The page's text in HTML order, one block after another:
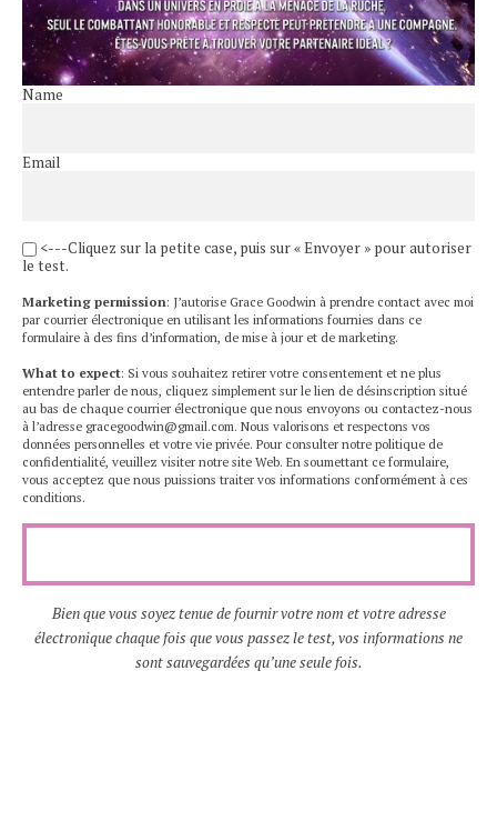
Name
Email
<---Cliquez sur la petite case, puis sur « Envoyer » pour autoriser
le test.
Marketing permission: J’autorise Grace Goodwin à prendre contact avec moi
par courrier électronique en utilisant les informations fournies dans ce
formulaire à des fins d’information, de mise à jour et de marketing.
What to expect: Si vous souhaitez retirer votre consentement et ne plus
entendre parler de nous, cliquez simplement sur le lien de désinscription situé
au bas de chaque courrier électronique que nous envoyons ou contactez-nous
à l’adresse gracegoodwin@gmail.com. Nous valorisons et respectons vos
données personnelles et votre vie privée. Pour consulter notre politique de
confidentialité, veuillez visiter notre site Web. En soumettant ce formulaire,
vous acceptez que nous puissions traiter vos informations conformément à ces
conditions.
Bien que vous soyez tenue de fournir votre nom et votre adresse
électronique chaque fois que vous passez le test, vos informations ne
sont sauvegardées qu’une seule fois.